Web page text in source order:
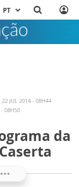
PT
22 JUL 2014 - 08H44
08H50
da